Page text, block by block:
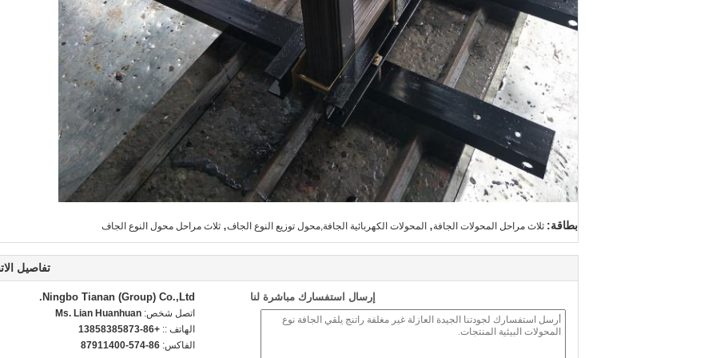
بطاقة: ثلاث مراحل المحولات الجافة, المحولات الكهربائية الجافة,محول توزيع النوع الجاف, ثلاث مراحل محول النوع الجاف
تفاصيل
Ningbo Tianan (Group) Co.,Ltd.
اتصل شخص: Ms. Lian Huanhuan
الهاتف :: +86-13858385873
الفاكس: 86-574-87911400
إرسال استفسارك مباشرة لنا